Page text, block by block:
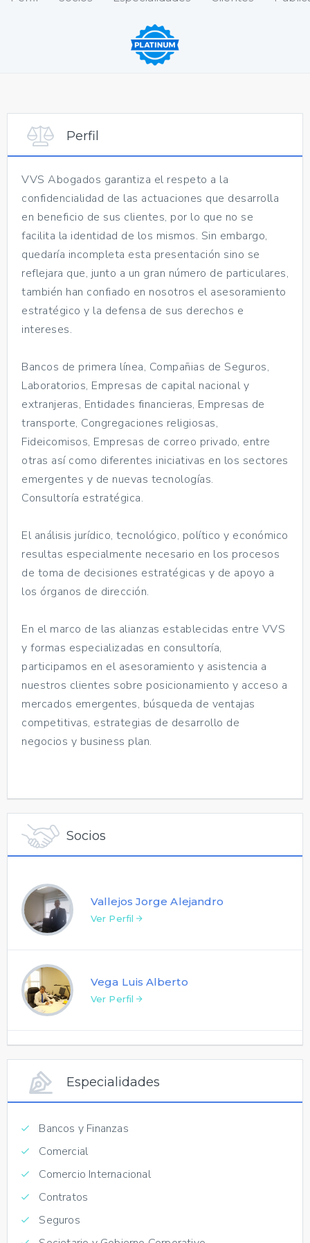
Perfil
VVS Abogados garantiza el respeto a la
confidencialidad de las actuaciones que desarrolla
en beneficio de sus clientes, por lo que no se
facilita la identidad de los mismos. Sin embargo,
quedaría incompleta esta presentación sino se
reflejara que, junto a un gran número de particulares,
también han confiado en nosotros el asesoramiento
estratégico y la defensa de sus derechos e
intereses.
Bancos de primera línea, Compañias de Seguros,
Laboratorios, Empresas de capital nacional y
extranjeras, Entidades financieras, Empresas de
transporte, Congregaciones religiosas,
Fideicomisos, Empresas de correo privado, entre
otras así como diferentes iniciativas en los sectores
emergentes y de nuevas tecnologías.
Consultoría estratégica.
El análisis jurídico, tecnológico, político y económico
resultas especialmente necesario en los procesos
de toma de decisiones estratégicas y de apoyo a
los órganos de dirección.
En el marco de las alianzas establecidas entre VVS
y formas especializadas en consultoría,
participamos en el asesoramiento y asistencia a
nuestros clientes sobre posicionamiento y acceso a
mercados emergentes, búsqueda de ventajas
competitivas, estrategias de desarrollo de
negocios y business plan.
Socios
Vallejos Jorge Alejandro
Ver Perfil
Vega Luis Alberto
Ver Perfil
Especialidades
Bancos y Finanzas
Comercial
Comercio Internacional
Contratos
Seguros